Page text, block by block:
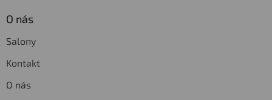
O nás
Salony
Kontakt
O nás